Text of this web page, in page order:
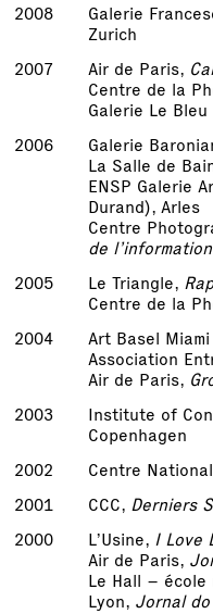
2008
Galerie
Zurich
2007
Air de Paris,
Centre de la
Galerie Le
2006
Galerie
La Salle de
ENSP Galerie
Durand), Arles
Centre
de l’information
2005
Le Triangle,
Centre de la
2004
Art Basel
Association
Air de Paris,
2003
Institute of
Copenhagen
2002
Centre
2001
CCC, Derniers
2000
L’Usine, I Love
Air de Paris,
Le Hall –
Lyon, Jornal